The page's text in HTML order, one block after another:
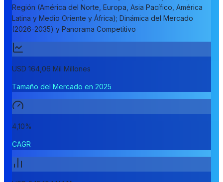
Región (América del Norte, Europa, Asia Pacífico, América
Latina y Medio Oriente y África); Dinámica del Mercado
(2026-2035) y Panorama Competitivo
USD 164,06 Mil Millones
Tamaño del Mercado en 2025
4,10%
CAGR